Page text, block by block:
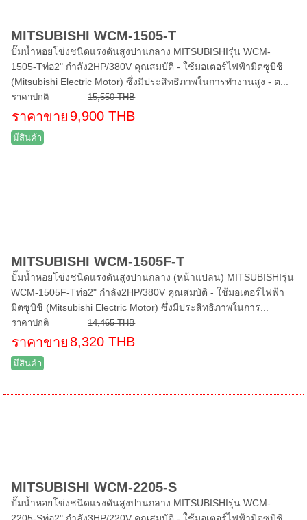
MITSUBISHI WCM-1505-T
ปั๊มน้ำหอยโข่งชนิดแรงดันสูงปานกลาง MITSUBISHIรุ่น WCM-
1505-Tท่อ2" กำลัง2HP/380V คุณสมบัติ - ใช้มอเตอร์ไฟฟ้ามิตซูบิชิ
(Mitsubishi Electric Motor) ซึ่งมีประสิทธิภาพในการทำงานสูง - ต...
ราคาปกติ 15,550 THB
ราคาขาย 9,900 THB
มีสินค้า
MITSUBISHI WCM-1505F-T
ปั๊มน้ำหอยโข่งชนิดแรงดันสูงปานกลาง (หน้าแปลน) MITSUBISHIรุ่น
WCM-1505F-Tท่อ2" กำลัง2HP/380V คุณสมบัติ - ใช้มอเตอร์ไฟฟ้า
มิตซูบิชิ (Mitsubishi Electric Motor) ซึ่งมีประสิทธิภาพในการ...
ราคาปกติ 14,465 THB
ราคาขาย 8,320 THB
มีสินค้า
MITSUBISHI WCM-2205-S
ปั๊มน้ำหอยโข่งชนิดแรงดันสูงปานกลาง MITSUBISHIรุ่น WCM-
2205-Sท่อ2" กำลัง3HP/220V คุณสมบัติ - ใช้มอเตอร์ไฟฟ้ามิตซูบิชิ